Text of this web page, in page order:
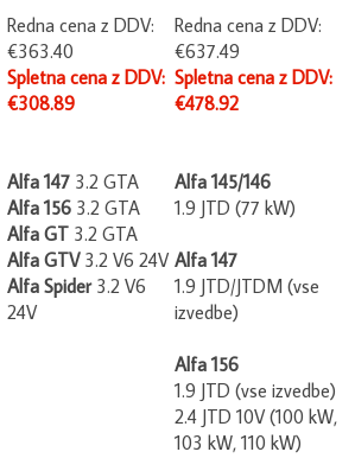
Redna cena z DDV:
€363.40
Spletna cena z DDV:
€308.89
Redna cena z DDV:
€637.49
Spletna cena z DDV:
€478.92
Alfa 147 3.2 GTA
Alfa 156 3.2 GTA
Alfa GT 3.2 GTA
Alfa GTV 3.2 V6 24V
Alfa Spider
3.2 V6
24V
Alfa 145/146
1.9 JTD (77 kW)
Alfa 147
1.9 JTD/JTDM (vse
izvedbe)
Alfa 156
1.9 JTD (vse izvedbe)
2.4 JTD 10V (100 kW,
103 kW, 110 kW)